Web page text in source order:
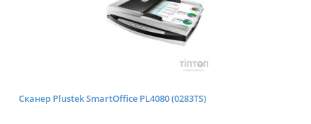
Сканер Plustek SmartOffice PL4080 (0283TS)